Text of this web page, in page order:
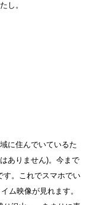
し。
に住んでいているた
ありません)。今まで
す。これでスマホでい
ム映像が見れます。